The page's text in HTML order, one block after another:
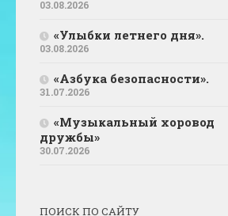
03.08.2026
«Улыбки летнего дня».
03.08.2026
«Азбука безопасности».
31.07.2026
«Музыкальный хоровод
дружбы»
30.07.2026
ПОИСК ПО САЙТУ